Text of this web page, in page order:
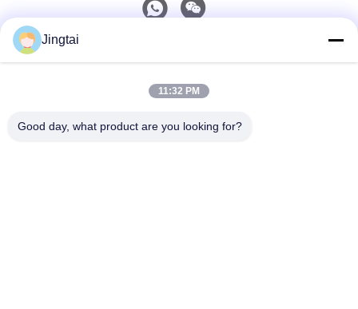
0086-755-27491128
Jingtai
11:32 PM
Good day, what product are you looking for?